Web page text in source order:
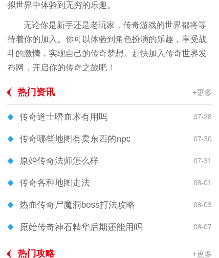
拟世界中体验到无穷的乐趣。
无论你是新手还是老玩家，传奇游戏的世界都将等
待着你的加入。你可以体验到角色扮演的乐趣，享受战
斗的激情，实现自己的传奇梦想。赶快加入传奇世界发
布网，开启你的传奇之旅吧！
热门资讯 +更多
传奇道士嗜血术有用吗 07-28
传奇哪些地图有卖东西的npc 07-30
原始传奇法师怎么样 07-31
传奇各种地图走法 08-01
热血传奇尸魔洞boss打法攻略 08-03
原始传奇神石精华后期还能用吗 08-07
热门攻略 +更多